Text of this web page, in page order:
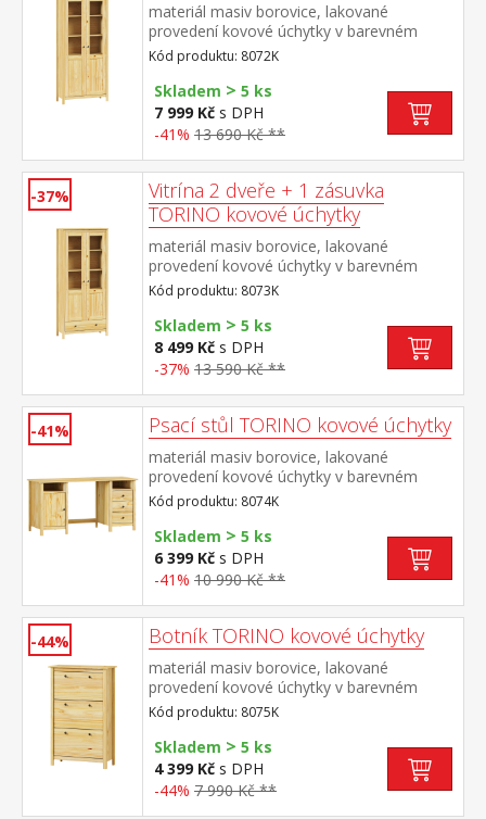
materiál masiv borovice, lakované
provedení kovové úchytky v barevném
provedení černěná mosaz dvoje částečně
prosklené dveře, čtyři police
Kód produktu: 8072K
Skladem > 5 ks
7 999 Kč s DPH
-41% 13 690 Kč **
-37%
Vitrína 2 dveře + 1 zásuvka
TORINO kovové úchytky
materiál masiv borovice, lakované
provedení kovové úchytky v barevném
provedení černěná mosaz dvoje částečně
prosklené dveře, tři police jedna zásuvka s
kovovými pojezdy
Kód produktu: 8073K
Skladem > 5 ks
8 499 Kč s DPH
-37% 13 590 Kč **
-41% Psací stůl TORINO kovové úchytky
materiál masiv borovice, lakované
provedení kovové úchytky v barevném
provedení černěná mosaz 2 otevřené
police, 1 dvířka a 3 zásuvky s kovovými
pojezdy výsuv není součástí dodávky ke
stolu je možno dokoupit výsuvnou desku
na klávesnici 8840
Kód produktu: 8074K
Skladem > 5 ks
6 399 Kč s DPH
-41% 10 990 Kč **
-44% Botník TORINO kovové úchytky
materiál masiv borovice, lakované
provedení kovové úchytky v barevném
provedení černěná mosaz 3 dvouřadé
výklopy
Kód produktu: 8075K
Skladem > 5 ks
4 399 Kč s DPH
-44% 7 990 Kč **